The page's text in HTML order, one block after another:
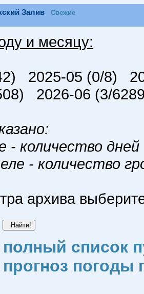
Залив Свежие
и месяцу:
2025-05 (0/8)
2026-06 (3/
- количество
- количество
архива
список
погоды